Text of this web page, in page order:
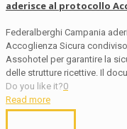
aderisce al protocollo
Federalberghi Campania
Accoglienza Sicura
Assohotel per garantire la
delle strutture ricettive. Il
Do you like it?0
Read more